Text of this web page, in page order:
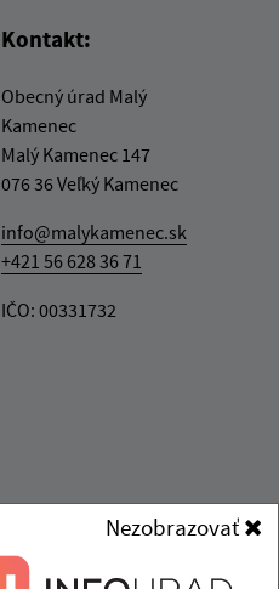
Nezobrazovať
Kontakt:
Obecný úrad Malý
Kamenec
Malý Kamenec 147
076 36 Veľký Kamenec
info@malykamenec.sk
+421 56 628 36 71
IČO: 00331732